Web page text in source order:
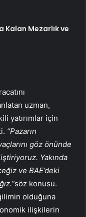
Kalan Mezarlık ve
uzman,
yatırımlar için
“Pazarın
göz önünde
Yakında
ve BAE’deki
söz konusu.
olduğuna
ilişkilerin